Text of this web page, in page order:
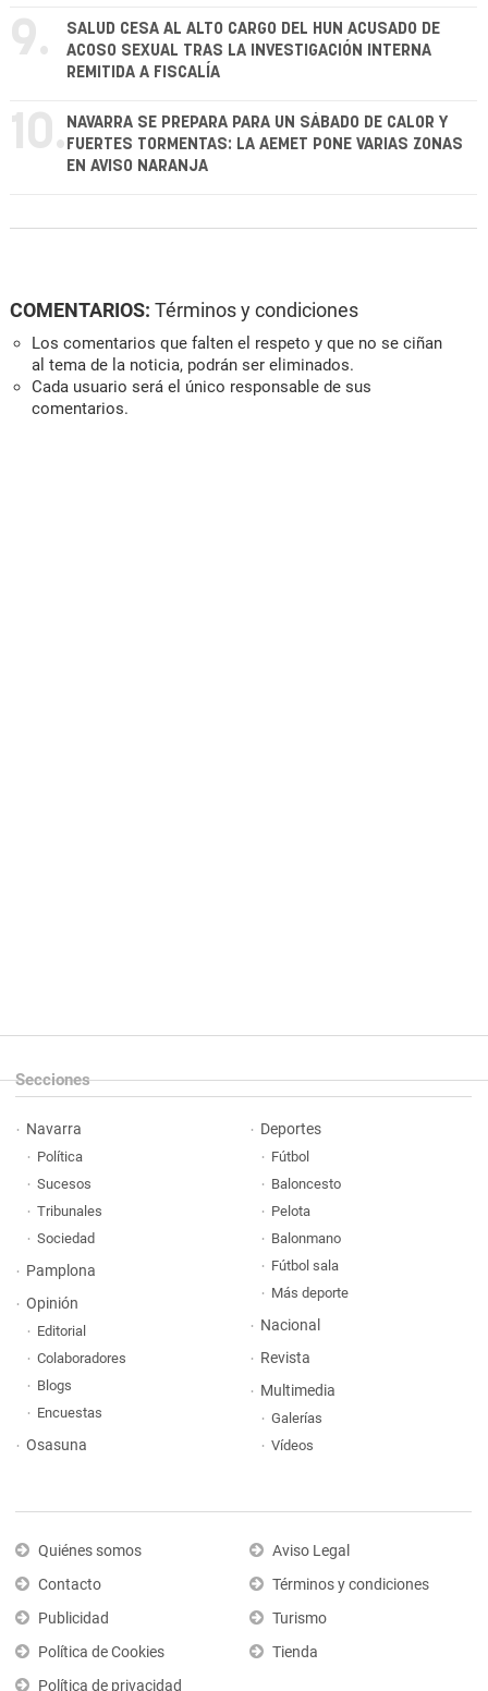
9.
SALUD CESA AL ALTO CARGO DEL HUN ACUSADO DE
ACOSO SEXUAL TRAS LA INVESTIGACIÓN INTERNA
REMITIDA A FISCALÍA
10. NAVARRA SE PREPARA PARA UN SÁBADO DE CALOR Y
FUERTES TORMENTAS: LA AEMET PONE VARIAS ZONAS
EN AVISO NARANJA
COMENTARIOS: Términos y condiciones
Los comentarios que falten el respeto y que no se ciñan
al tema de la noticia, podrán ser eliminados.
Cada usuario será el único responsable de sus
comentarios.
Secciones
Navarra
Política
Sucesos
Tribunales
Sociedad
Pamplona
Opinión
Editorial
Colaboradores
Blogs
Encuestas
Osasuna
Deportes
Fútbol
Baloncesto
Pelota
Balonmano
Fútbol sala
Más deporte
Nacional
Revista
Multimedia
Galerías
Vídeos
Quiénes somos
Contacto
Publicidad
Política de Cookies
Política de privacidad
Aviso Legal
Términos y condiciones
Turismo
Tienda